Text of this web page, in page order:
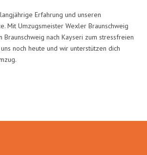
Erfahrung und unseren
Mit Umzugsmeister Wexler Braunschweig
nach Kayseri zum stressfreien
noch heute und wir unterstützen dich